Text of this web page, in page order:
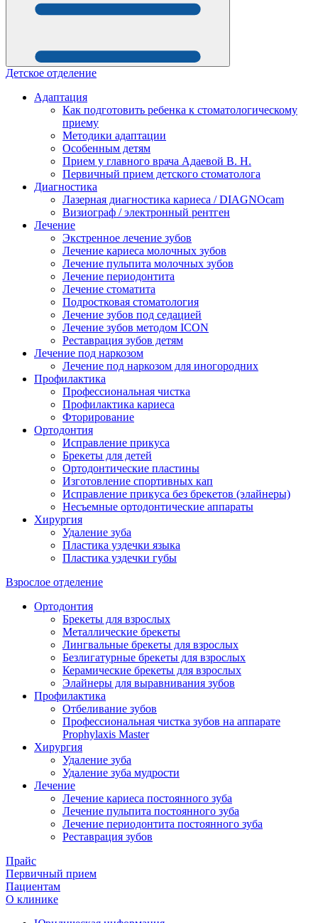
Детское отделение
Адаптация
Как подготовить ребенка к стоматологическому
приему
Методики адаптации
Особенным детям
Прием у главного врача Адаевой В. Н.
Первичный прием детского стоматолога
Диагностика
Лазерная диагностика кариеса / DIAGNOcam
Визиограф / электронный рентген
Лечение
Экстренное лечение зубов
Лечение кариеса молочных зубов
Лечение пульпита молочных зубов
Лечение периодонтита
Лечение стоматита
Подростковая стоматология
Лечение зубов под седацией
Лечение зубов методом ICON
Реставрация зубов детям
Лечение под наркозом
Лечение под наркозом для иногородних
Профилактика
Профессиональная чистка
Профилактика кариеса
Фторирование
Ортодонтия
Исправление прикуса
Брекеты для детей
Ортодонтические пластины
Изготовление спортивных кап
Исправление прикуса без брекетов (элайнеры)
Несъемные ортодонтические аппараты
Хирургия
Удаление зуба
Пластика уздечки языка
Пластика уздечки губы
Взрослое отделение
Ортодонтия
Брекеты для взрослых
Металлические брекеты
Лингвальные брекеты для взрослых
Безлигатурные брекеты для взрослых
Керамические брекеты для взрослых
Элайнеры для выравнивания зубов
Профилактика
Отбеливание зубов
Профессиональная чистка зубов на аппарате
Prophylaxis Master
Хирургия
Удаление зуба
Удаление зуба мудрости
Лечение
Лечение кариеса постоянного зуба
Лечение пульпита постоянного зуба
Лечение периодонтита постоянного зуба
Реставрация зубов
Прайс
Первичный прием
Пациентам
О клинике